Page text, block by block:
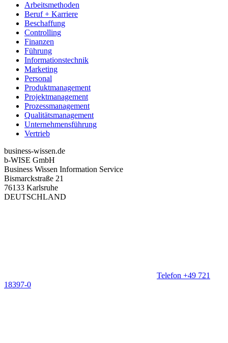
Arbeitsmethoden
Beruf + Karriere
Beschaffung
Controlling
Finanzen
Führung
Informationstechnik
Marketing
Personal
Produktmanagement
Projektmanagement
Prozessmanagement
Qualitätsmanagement
Unternehmensführung
Vertrieb
business-wissen.de
b-WISE GmbH
Business Wissen Information Service
Bismarckstraße 21
76133 Karlsruhe
DEUTSCHLAND
Telefon +49 721
18397-0